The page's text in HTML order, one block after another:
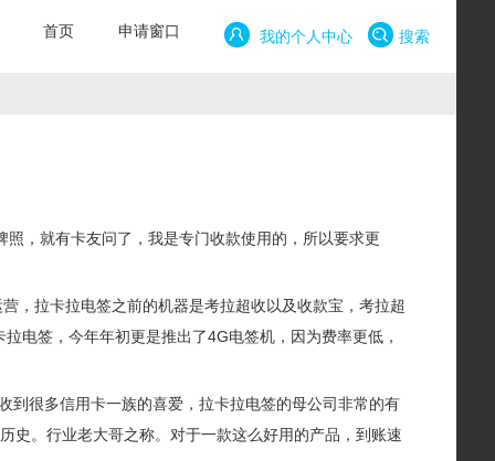
我的个人中心 搜索
首页 申请窗口
，就有卡友问了，我是专门收款使用的，所以要求更
，拉卡拉电签之前的机器是考拉超收以及收款宝，考拉超
电签，今年年初更是推出了4G电签机，因为费率更低，
到很多信用卡一族的喜爱，拉卡拉电签的母公司非常的有
史。行业老大哥之称。对于一款这么好用的产品，到账速